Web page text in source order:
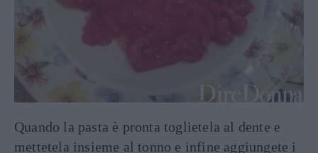
Quando la pasta è pronta toglietela al dente e
mettetela insieme al tonno e infine aggiungete i